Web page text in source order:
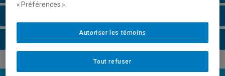
« Préférences ».
Tout refuser
Autoriser les témoins